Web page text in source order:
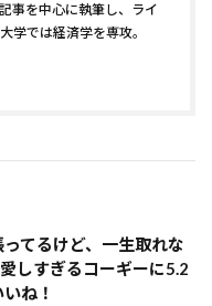
事を中心に執筆し、ライ
学では経済学を専攻。
ってるけど、一生取れな
しすぎるコーギーに5.2
ね！